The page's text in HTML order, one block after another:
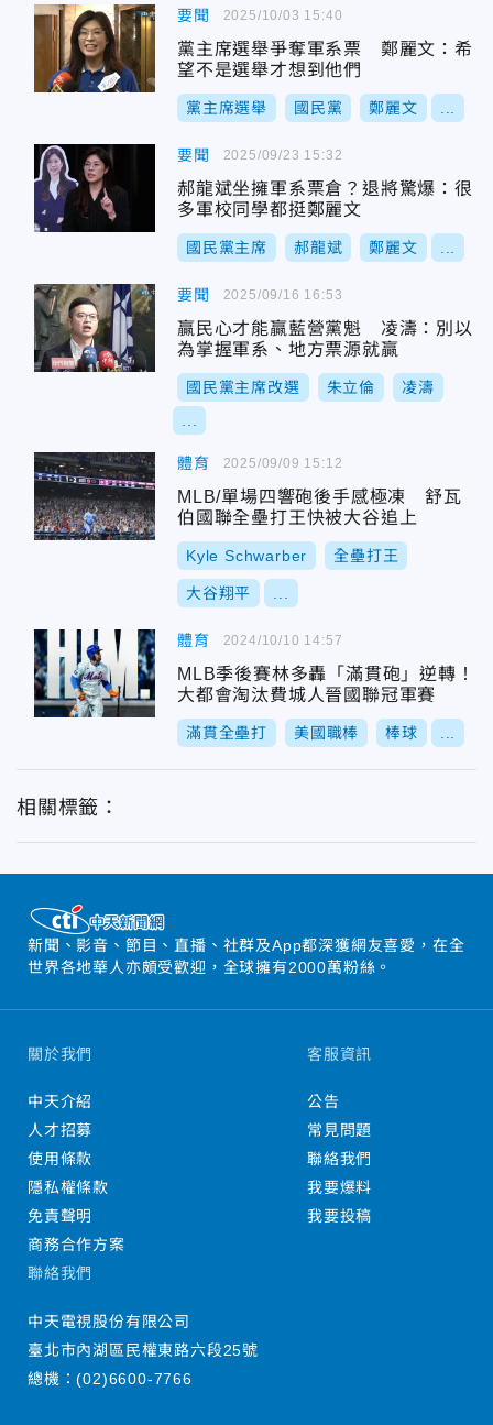
要聞
黨主席選舉爭奪軍系票 鄭麗文：希
望不是選舉才想到他們
黨主席選舉 國民黨 鄭麗文
2025/10/03 15:40
要聞
郝龍斌坐擁軍系票倉？退將驚爆：很
多軍校同學都挺鄭麗文
國民黨主席 郝龍斌 鄭麗文
2025/09/23 15:32
要聞
贏民心才能贏藍營黨魁 凌濤：別以
為掌握軍系、地方票源就贏
國民黨主席改選 朱立倫 凌濤
2025/09/16 16:53
體育
MLB/單場四響砲後手感極凍 舒瓦
伯國聯全壘打王快被大谷追上
Kyle Schwarber 全壘打王
大谷翔平
2025/09/09 15:12
體育
MLB季後賽林多轟「滿貫砲」逆轉！
大都會淘汰費城人晉國聯冠軍賽
滿貫全壘打 美國職棒 棒球
2024/10/10 14:57
相關標籤：
新聞、影音、節目、直播、社群及App都深獲網友喜愛，在全
世界各地華人亦頗受歡迎，全球擁有2000萬粉絲。
關於我們
中天介紹
人才招募
使用條款
隱私權條款
免責聲明
商務合作方案
客服資訊
公告
常見問題
聯絡我們
我要爆料
我要投稿
聯絡我們
中天電視股份有限公司
臺北市內湖區民權東路六段25號
總機：(02)6600-7766